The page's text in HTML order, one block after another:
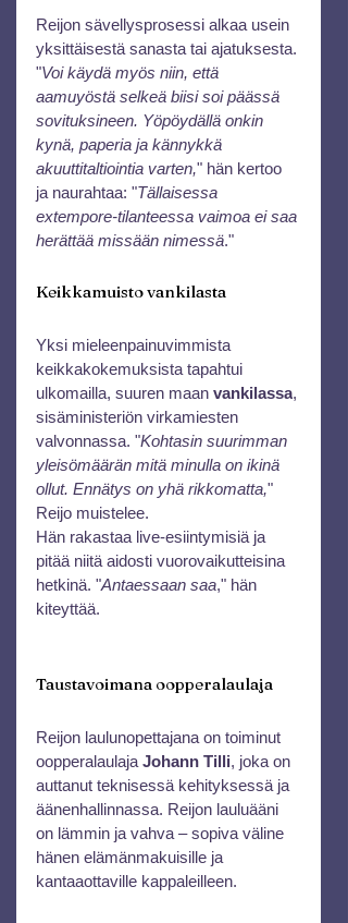
Reijon sävellysprosessi alkaa usein
yksittäisestä sanasta tai ajatuksesta.
"Voi käydä myös niin, että
aamuyöstä selkeä biisi soi päässä
sovituksineen. Yöpöydällä onkin
kynä, paperia ja kännykkä
akuuttitaltiointia varten," hän kertoo
ja naurahtaa: "Tällaisessa
extempore-tilanteessa vaimoa ei saa
herättää missään nimessä."
Keikkamuisto vankilasta
Yksi mieleenpainuvimmista
keikkakokemuksista tapahtui
ulkomailla, suuren maan vankilassa,
sisäministeriön virkamiesten
valvonnassa. "Kohtasin suurimman
yleisömäärän mitä minulla on ikinä
ollut. Ennätys on yhä rikkomatta,"
Reijo muistelee.
Hän rakastaa live-esiintymisiä ja
pitää niitä aidosti vuorovaikutteisina
hetkinä. "Antaessaan saa," hän
kiteyttää.
Taustavoimana oopperalaulaja
Reijon laulunopettajana on toiminut
oopperalaulaja Johann Tilli, joka on
auttanut teknisessä kehityksessä ja
äänenhallinnassa. Reijon lauluääni
on lämmin ja vahva – sopiva väline
hänen elämänmakuisille ja
kantaaottaville kappaleilleen.